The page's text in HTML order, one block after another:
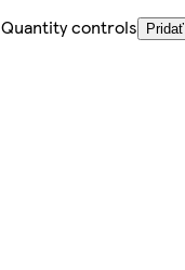
Quantity controls
Pridať